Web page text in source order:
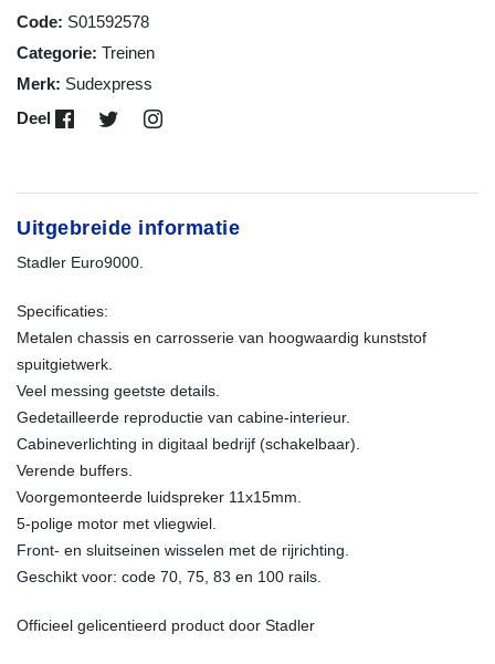
Code: S01592578
Categorie: Treinen
Merk: Sudexpress
Deel
Uitgebreide informatie
Stadler Euro9000.
Specificaties:
Metalen chassis en carrosserie van hoogwaardig kunststof
spuitgietwerk.
Veel messing geetste details.
Gedetailleerde reproductie van cabine-interieur.
Cabineverlichting in digitaal bedrijf (schakelbaar).
Verende buffers.
Voorgemonteerde luidspreker 11x15mm.
5-polige motor met vliegwiel.
Front- en sluitseinen wisselen met de rijrichting.
Geschikt voor: code 70, 75, 83 en 100 rails.
Officieel gelicentieerd product door Stadler